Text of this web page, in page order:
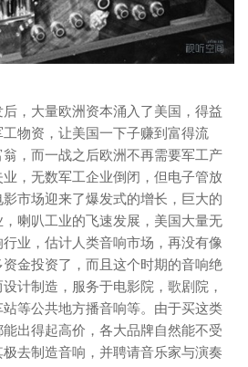
，大量欧洲资本涌入了美国，得益
物资，让美国一下子赚到富得流
，而一战之后欧洲不再需要军工产
，无数军工企业倒闭，但电子管放
市场迎来了爆发式的增长，巨大的
喇叭工业的飞速发展，美国大量无
业，估计人类音响市场，再没有像
金投资了，而且这个时期的音响绝
计制造，服务于电影院，歌剧院，
等公共地方播音响等。由于买这类
出得起高价，各大品牌自然能不受
去制造音响，并聘请音乐家与演奏